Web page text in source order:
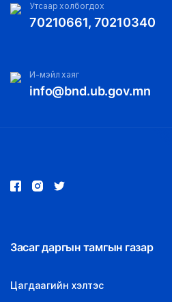
Утсаар холбогдох
70210661, 70210340
И-мэйл хаяг
info@bnd.ub.gov.mn
Засаг даргын тамгын газар
Цагдаагийн хэлтэс